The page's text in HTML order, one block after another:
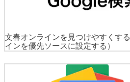
文春オンラインを見つけやすくする
インを優先ソースに設定する）